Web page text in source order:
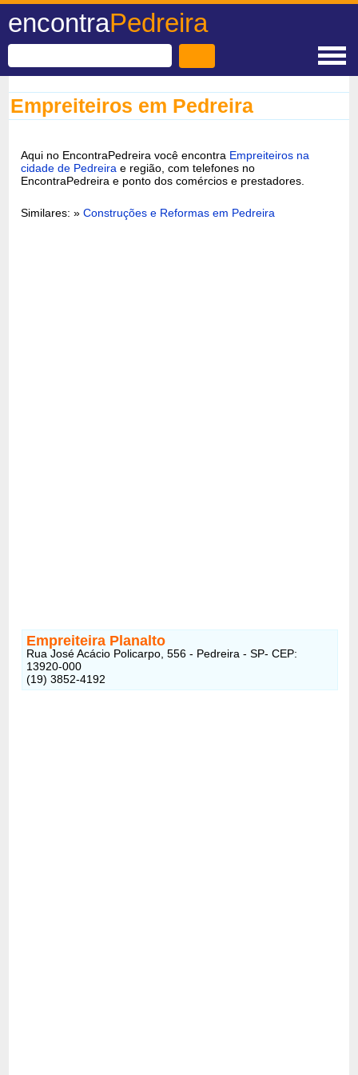
encontraPedreira
Empreiteiros em Pedreira
Aqui no EncontraPedreira você encontra Empreiteiros na
cidade de Pedreira e região, com telefones no
EncontraPedreira e ponto dos comércios e prestadores.
Similares: »Construções e Reformas em Pedreira
Empreiteira Planalto
Rua José Acácio Policarpo, 556 - Pedreira - SP- CEP:
13920-000
(19) 3852-4192